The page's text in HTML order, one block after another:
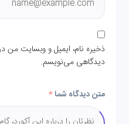
ذخیره نام، ایمیل و وبسایت من
دیدگاهی می‌نویسم.
متن دیدگاه شما*